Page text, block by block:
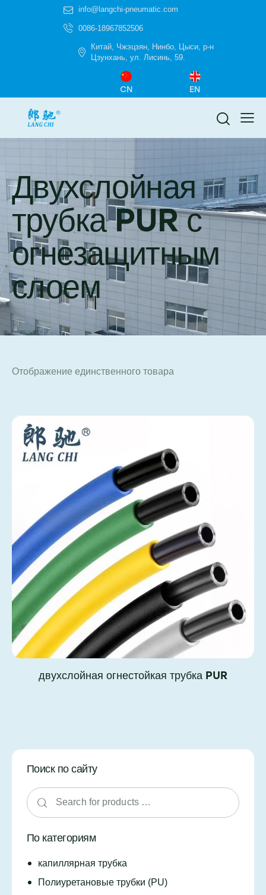
info@langchi-pneumatic.com
0086-18967852506
Китай, Чжэцзян, Нинбо, Цыси, р-н
Цзунхань, ул. Лисинь, 59.
CN EN
Двухслойная
трубка PUR с
огнезащитным
слоем
Отображение единственного товара
двухслойная огнестойкая трубка PUR
Поиск по сайту
По категориям
капиллярная трубка
Полиуретановые трубки (PU)